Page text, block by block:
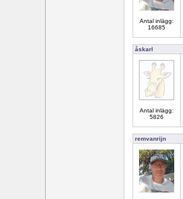
Antal inlägg:
16685
åskarl
Antal inlägg:
5826
remvanrijn